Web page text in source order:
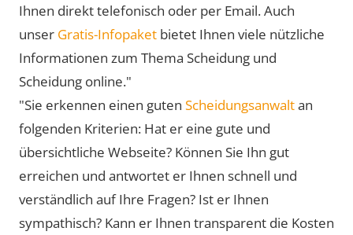
Ihnen direkt telefonisch oder per Email. Auch
unser Gratis-Infopaket bietet Ihnen viele nützliche
Informationen zum Thema Scheidung und
Scheidung online."
"Sie erkennen einen guten Scheidungsanwaltan
folgenden Kriterien: Hat er eine gute und
übersichtliche Webseite? Können Sie Ihn gut
erreichen und antwortet er Ihnen schnell und
verständlich auf Ihre Fragen? Ist er Ihnen
sympathisch? Kann er Ihnen transparent die Kosten